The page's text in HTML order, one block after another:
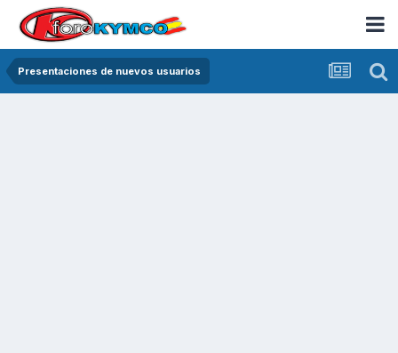
Presentaciones de nuevos usuarios